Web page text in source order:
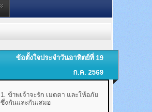
ข้อตั้งใจประจำวันอาทิตย์ที่ 19
ก.ค. 2569
1. ข้าพเจ้าจะรัก เมตตา และให้อภัย
ซึ่งกันและกันเสมอ